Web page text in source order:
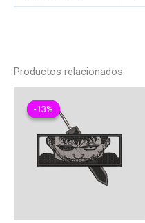
Productos relacionados
-13%
-13%